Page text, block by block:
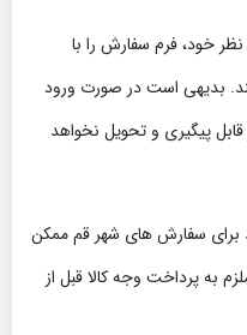
نظر خود، فرم سفارش را با
بدیهی است در صورت ورود
پیگیری و تحویل نخواهد
برای سفارش های شهر قم ممکن
به پرداخت وجه کالا قبل از